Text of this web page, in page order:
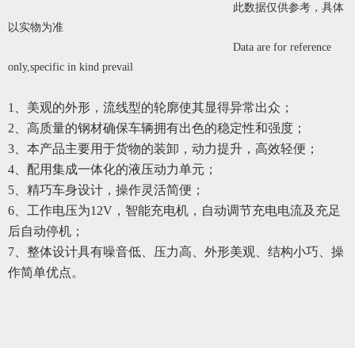
此数据仅供参考，具体
以实物为准
Data are for reference
only,specific in kind prevail
1
、美观的外形，流线型的轮廓使其显得异常出众；
2 、高质量的钢材确保车辆拥有出色的稳定性和强度；
3 、本产品主要用于货物的装卸，动力提升，高效轻便；
4 、配用集成一体化的液压动力单元；
5 、精巧车身设计，操作灵活简便；
6 、工作电压为12V，智能充电机，自动调节充电电流及充足
后自动停机；
7 、整体设计具有噪音低、压力高、外形美观、结构小巧、操
作简单优点。